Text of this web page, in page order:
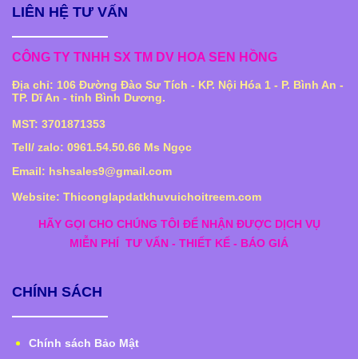
LIÊN HỆ TƯ VẤN
CÔNG TY TNHH SX TM DV HOA SEN HỒNG
Địa chỉ: 106 Đường Đào Sư Tích - KP. Nội Hóa 1 - P. Bình An -
TP. Dĩ An - tỉnh Bình Dương.
MST: 3701871353
Tell/ zalo: 0961.54.50.66 Ms Ngọc
Email: hshsales9@gmail.com
Website: Thiconglapdatkhuvuichoitreem.com
HÃY GỌI CHO CHÚNG TÔI ĐỂ NHẬN ĐƯỢC DỊCH VỤ
MIỄN PHÍ TƯ VẤN - THIẾT KẾ - BÁO GIÁ
CHÍNH SÁCH
Chính sách Bảo Mật